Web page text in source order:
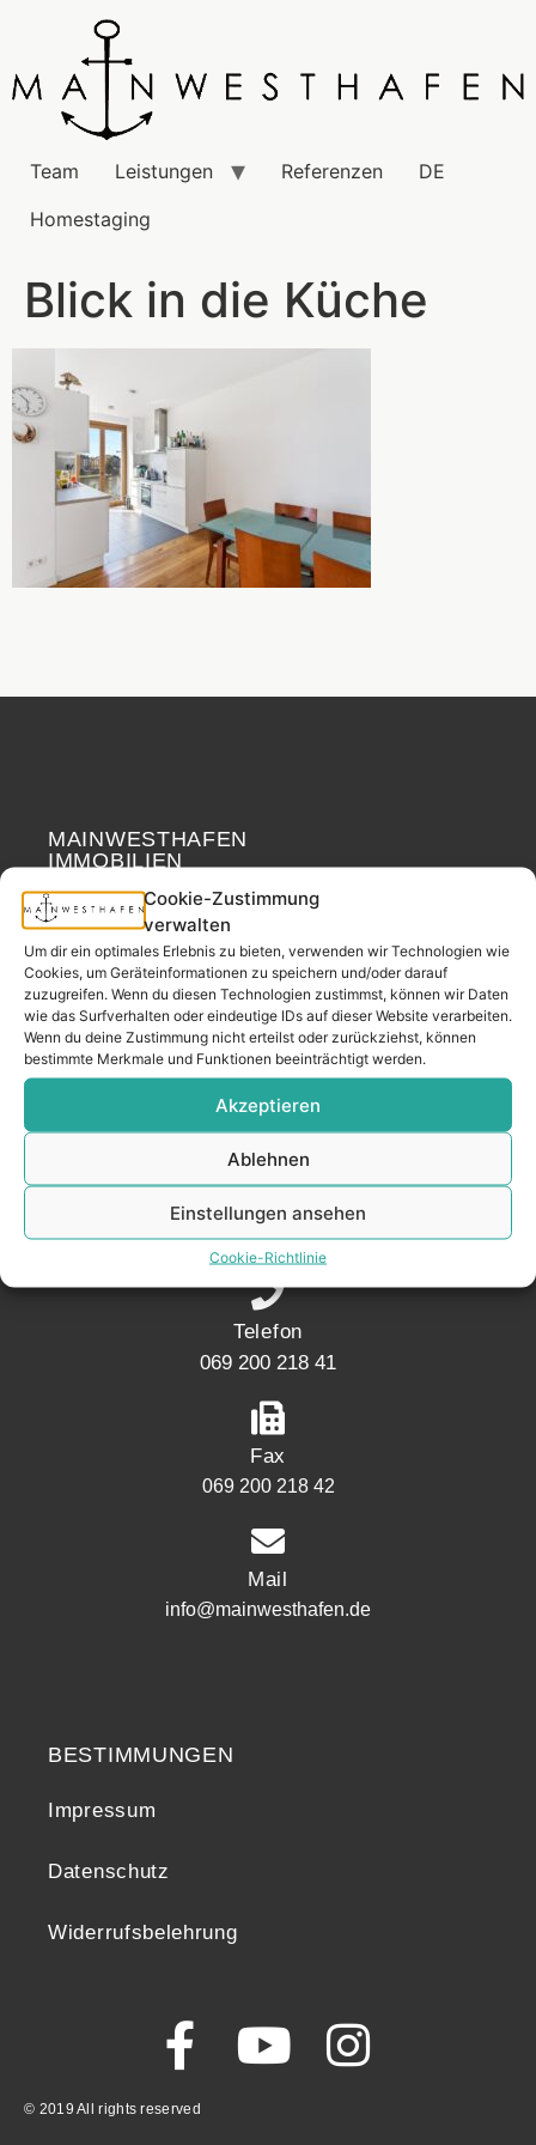
Cookie-Zustimmung
verwalten
Um dir ein optimales Erlebnis zu bieten, verwenden wir Technologien wie
Cookies, um Geräteinformationen zu speichern und/oder darauf
zuzugreifen. Wenn du diesen Technologien zustimmst, können wir Daten
wie das Surfverhalten oder eindeutige IDs auf dieser Website verarbeiten.
Wenn du deine Zustimmung nicht erteilst oder zurückziehst, können
bestimmte Merkmale und Funktionen beeinträchtigt werden.
Akzeptieren
Ablehnen
Einstellungen ansehen
Cookie-Richtlinie
Team Leistungen Referenzen
DE
Homestaging
Blick in die Küche
MAINWESTHAFEN
IMMOBILIEN
Ihr Immobilienpartner
aus der
Nachbarschaft.
– seit 2017.
Adresse
Mainwesthafen Immobilien Speicherstraße 5
60327 Frankfurt
Telefon
069 200 218 41
Fax
069 200 218 42
Mail
info@mainwesthafen.de
BESTIMMUNGEN
Impressum
Datenschutz
Widerrufsbelehrung
© 2019 All rights reserved